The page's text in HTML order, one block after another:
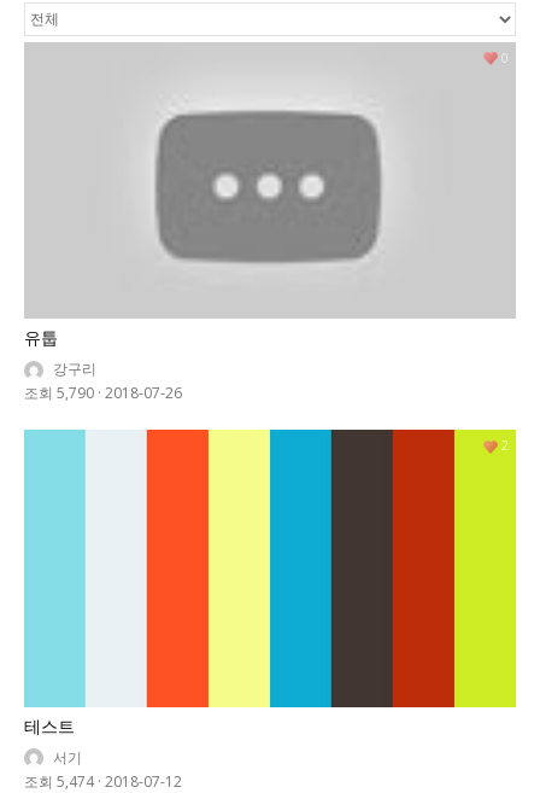
유툽
강구리
조회 5,790 · 2018-07-26
0
테스트
서기
조회 5,474 · 2018-07-12
2